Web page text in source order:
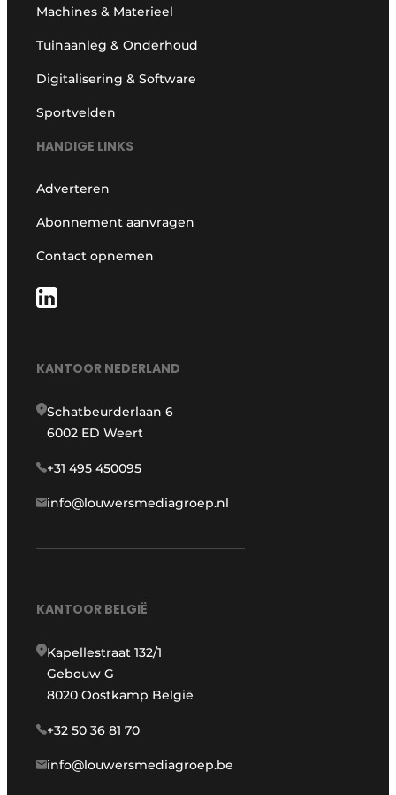
Machines & Materieel
Tuinaanleg & Onderhoud
Digitalisering & Software
Sportvelden
HANDIGE LINKS
Adverteren
Abonnement aanvragen
Contact opnemen
KANTOOR NEDERLAND
Schatbeurderlaan 6
6002 ED Weert
+31 495 450095
info@louwersmediagroep.nl
KANTOOR BELGIË
Kapellestraat 132/1
Gebouw G
8020 Oostkamp België
+32 50 36 81 70
info@louwersmediagroep.be